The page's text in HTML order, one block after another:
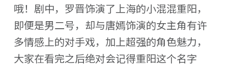
哦！剧中，罗晋饰演了上海的小混混重阳，
即便是男二号，却与唐嫣饰演的女主角有许
多情感上的对手戏，加上超强的角色魅力，
大家在看完之后绝对会记得重阳这个名字